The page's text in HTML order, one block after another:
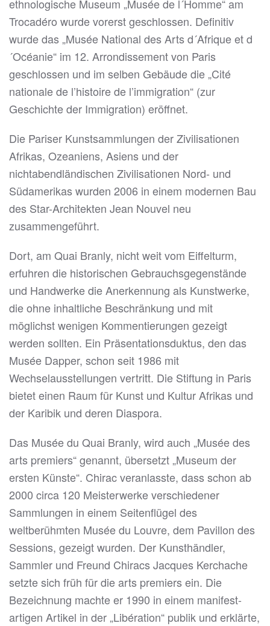
ethnologische Museum „Musée de l´Homme“ am
Trocadéro wurde vorerst geschlossen. Definitiv
wurde das „Musée National des Arts d´Afrique et d
´Océanie“ im 12. Arrondissement von Paris
geschlossen und im selben Gebäude die „Cité
nationale de l’histoire de l’immigration“ (zur
Geschichte der Immigration) eröffnet.
Die Pariser Kunstsammlungen der Zivilisationen
Afrikas, Ozeaniens, Asiens und der
nichtabendländischen Zivilisationen Nord- und
Südamerikas wurden 2006 in einem modernen Bau
des Star-Architekten Jean Nouvel neu
zusammengeführt.
Dort, am Quai Branly, nicht weit vom Eiffelturm,
erfuhren die historischen Gebrauchsgegenstände
und Handwerke die Anerkennung als Kunstwerke,
die ohne inhaltliche Beschränkung und mit
möglichst wenigen Kommentierungen gezeigt
werden sollten. Ein Präsentationsduktus, den das
Musée Dapper, schon seit 1986 mit
Wechselausstellungen vertritt. Die Stiftung in Paris
bietet einen Raum für Kunst und Kultur Afrikas und
der Karibik und deren Diaspora.
Das Musée du Quai Branly, wird auch „Musée des
arts premiers“ genannt, übersetzt „Museum der
ersten Künste“. Chirac veranlasste, dass schon ab
2000 circa 120 Meisterwerke verschiedener
Sammlungen in einem Seitenflügel des
weltberühmten Musée du Louvre, dem Pavillon des
Sessions, gezeigt wurden. Der Kunsthändler,
Sammler und Freund Chiracs Jacques Kerchache
setzte sich früh für die arts premiers ein. Die
Bezeichnung machte er 1990 in einem manifest-
artigen Artikel in der „Libération“ publik und erklärte,